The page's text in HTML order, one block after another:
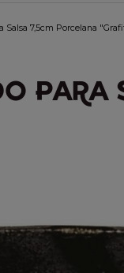
Salsa 7,5cm Porcelana